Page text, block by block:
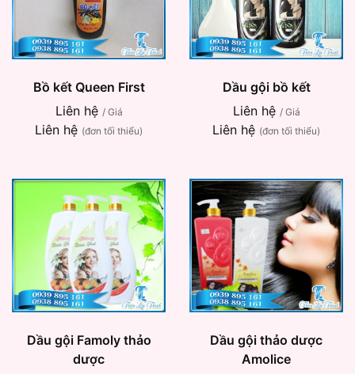
Bồ kết Queen First
Liên hệ / Giá
Liên hệ (đơn tối thiểu)
Dầu gội bồ kết
Liên hệ / Giá
Liên hệ (đơn tối thiểu)
Dầu gội Famoly thảo
dược
Dầu gội thảo dược
Amolice